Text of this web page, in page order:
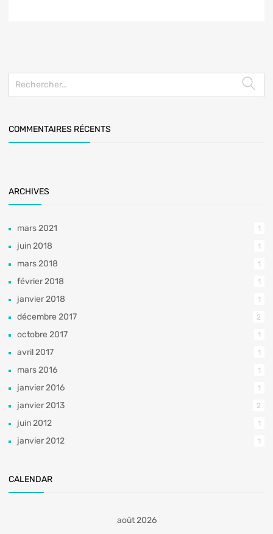
COMMENTAIRES RÉCENTS
ARCHIVES
mars 2021 1
juin 2018 1
mars 2018 1
février 2018 1
janvier 2018 1
décembre 2017 2
octobre 2017 1
avril 2017 1
mars 2016 1
janvier 2016 1
janvier 2013 2
juin 2012 1
janvier 2012 1
CALENDAR
août 2026